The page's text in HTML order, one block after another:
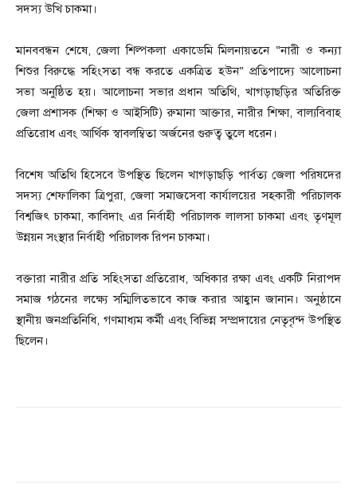
সদস্য উখি চাকমা।
মানববন্ধন শেষে, জেলা শিল্পকলা একাডেমি মিলনায়তনে “নারী ও কন্যা
শিশুর বিরুদ্ধে সহিংসতা বন্ধ করতে একত্রিত হউন” প্রতিপাদ্যে আলোচনা
সভা অনুষ্ঠিত হয়। আলোচনা সভার প্রধান অতিথি, খাগড়াছড়ির অতিরিক্ত
জেলা প্রশাসক (শিক্ষা ও আইসিটি) রুমানা আক্তার, নারীর শিক্ষা, বাল্যবিবাহ
প্রতিরোধ এবং আর্থিক স্বাবলম্বিতা অর্জনের গুরুত্ব তুলে ধরেন।
বিশেষ অতিথি হিসেবে উপস্থিত ছিলেন খাগড়াছড়ি পার্বত্য জেলা পরিষদের
সদস্য শেফালিকা ত্রিপুরা, জেলা সমাজসেবা কার্যালয়ের সহকারী পরিচালক
বিশ্বজিৎ চাকমা, কাবিদাং এর নির্বাহী পরিচালক লালসা চাকমা এবং তৃণমূল
উন্নয়ন সংস্থার নির্বাহী পরিচালক রিপন চাকমা।
বক্তারা নারীর প্রতি সহিংসতা প্রতিরোধ, অধিকার রক্ষা এবং একটি নিরাপদ
সমাজ গঠনের লক্ষ্যে সম্মিলিতভাবে কাজ করার আহ্বান জানান। অনুষ্ঠানে
স্থানীয় জনপ্রতিনিধি, গণমাধ্যম কর্মী এবং বিভিন্ন সম্প্রদায়ের নেতৃবৃন্দ উপস্থিত
ছিলেন।